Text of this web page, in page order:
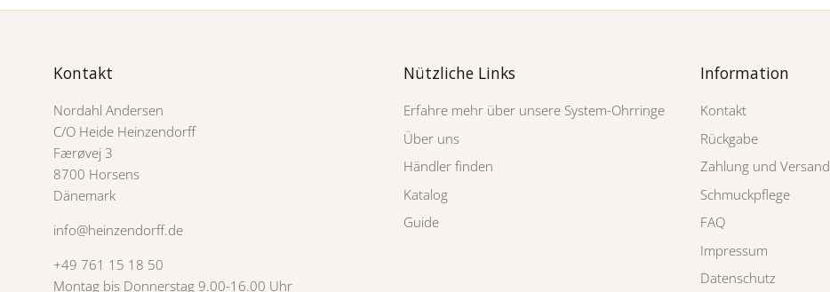
Kontakt
Nordahl Andersen
C/O Heide Heinzendorff
Færøvej 3
8700 Horsens
Dänemark
info@heinzendorff.de
+49 761 15 18 50
Montag bis Donnerstag 9.00-16.00 Uhr
Nützliche Links
Erfahre mehr über unsere System-Ohrringe
Über uns
Händler finden
Katalog
Guide
Information
Kontakt
Rückgabe
Zahlung und Versand
Schmuckpflege
FAQ
Impressum
Datenschutz